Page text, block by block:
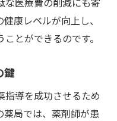
康レベルが向上し、
とができるのです。
鍵
指導を成功させるため
局では、薬剤師が患